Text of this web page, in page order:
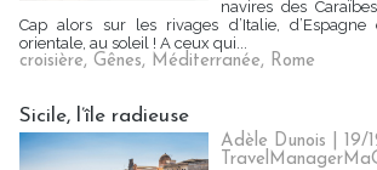
navires des
Cap alors sur les rivages d’Italie,
orientale, au soleil ! A ceux qui...
croisière, Gênes, Méditerranée, Rome
Sicile, l’île radieuse
Adèle Dunois | 19/